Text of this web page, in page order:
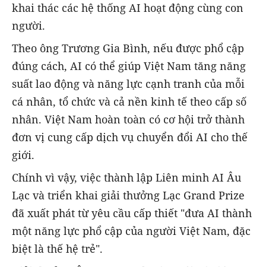
khai thác các hệ thống AI hoạt động cùng con
người.
Theo ông Trương Gia Bình, nếu được phổ cập
đúng cách, AI có thể giúp Việt Nam tăng năng
suất lao động và năng lực cạnh tranh của mỗi
cá nhân, tổ chức và cả nền kinh tế theo cấp số
nhân. Việt Nam hoàn toàn có cơ hội trở thành
đơn vị cung cấp dịch vụ chuyển đổi AI cho thế
giới.
Chính vì vậy, việc thành lập Liên minh AI Âu
Lạc và triển khai giải thưởng Lạc Grand Prize
đã xuất phát từ yêu cầu cấp thiết "đưa AI thành
một năng lực phổ cập của người Việt Nam, đặc
biệt là thế hệ trẻ".